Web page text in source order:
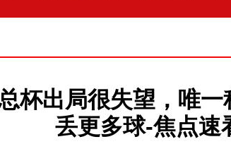
杯出局很失望，唯
丢更多球-焦点速